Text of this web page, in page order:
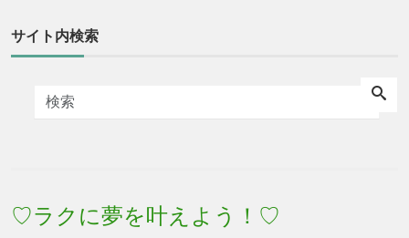
サイト内検索
♡ラクに夢を叶えよう！♡